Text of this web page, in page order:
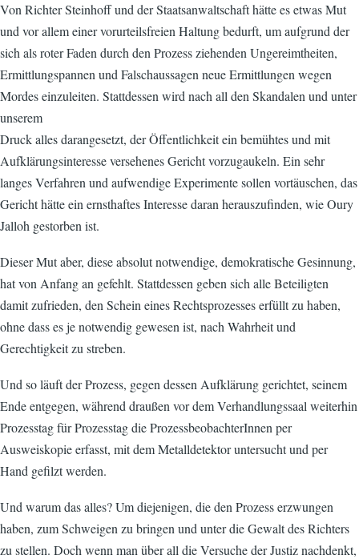
Von Richter Steinhoff und der Staatsanwaltschaft hätte es etwas Mut
und vor allem einer vorurteilsfreien Haltung bedurft, um aufgrund der
sich als roter Faden durch den Prozess ziehenden Ungereimtheiten,
Ermittlungspannen und Falschaussagen neue Ermittlungen wegen
Mordes einzuleiten. Stattdessen wird nach all den Skandalen und unter
unserem
Druck alles darangesetzt, der Öffentlichkeit ein bemühtes und mit
Aufklärungsinteresse versehenes Gericht vorzugaukeln. Ein sehr
langes Verfahren und aufwendige Experimente sollen vortäuschen, das
Gericht hätte ein ernsthaftes Interesse daran herauszufinden, wie Oury
Jalloh gestorben ist.
Dieser Mut aber, diese absolut notwendige, demokratische Gesinnung,
hat von Anfang an gefehlt. Stattdessen geben sich alle Beteiligten
damit zufrieden, den Schein eines Rechtsprozesses erfüllt zu haben,
ohne dass es je notwendig gewesen ist, nach Wahrheit und
Gerechtigkeit zu streben.
Und so läuft der Prozess, gegen dessen Aufklärung gerichtet, seinem
Ende entgegen, während draußen vor dem Verhandlungssaal weiterhin
Prozesstag für Prozesstag die ProzessbeobachterInnen per
Ausweiskopie erfasst, mit dem Metalldetektor untersucht und per
Hand gefilzt werden.
Und warum das alles? Um diejenigen, die den Prozess erzwungen
haben, zum Schweigen zu bringen und unter die Gewalt des Richters
zu stellen. Doch wenn man über all die Versuche der Justiz nachdenkt,